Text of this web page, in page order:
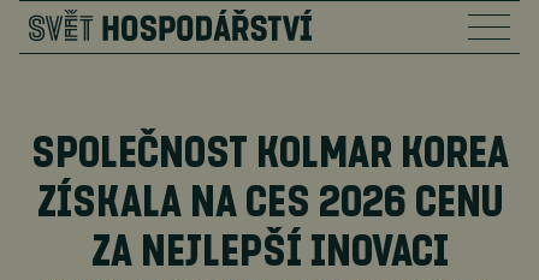
SPOLEČNOST KOLMAR KOREA
ZÍSKALA NA CES 2026 CENU
ZA NEJLEPŠÍ INOVACI